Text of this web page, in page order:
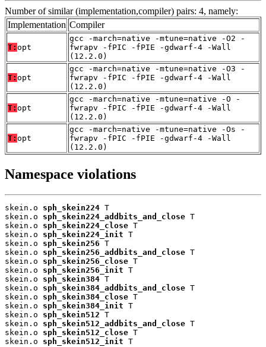
Number of similar (implementation,compiler) pairs: 4, namely:
Implementation Compiler
T: opt
gcc -march=native -mtune=native -O2 -
fwrapv -fPIC -fPIE -gdwarf-4 -Wall
(12.2.0)
T: opt
gcc -march=native -mtune=native -O3 -
fwrapv -fPIC -fPIE -gdwarf-4 -Wall
(12.2.0)
T: opt
gcc -march=native -mtune=native -O -
fwrapv -fPIC -fPIE -gdwarf-4 -Wall
(12.2.0)
T: opt
gcc -march=native -mtune=native -Os -
fwrapv -fPIC -fPIE -gdwarf-4 -Wall
(12.2.0)
Namespace violations
skein.o sph_skein224 T
skein.o sph_skein224_addbits_and_close T
skein.o sph_skein224_close T
skein.o sph_skein224_init T
skein.o sph_skein256 T
skein.o sph_skein256_addbits_and_close T
skein.o sph_skein256_close T
skein.o sph_skein256_init T
skein.o sph_skein384 T
skein.o sph_skein384_addbits_and_close T
skein.o sph_skein384_close T
skein.o sph_skein384_init T
skein.o sph_skein512 T
skein.o sph_skein512_addbits_and_close T
skein.o sph_skein512_close T
skein.o sph_skein512_init T